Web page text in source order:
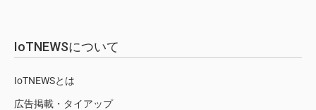
IoTNEWSについて
IoTNEWSとは
広告掲載・タイアップ